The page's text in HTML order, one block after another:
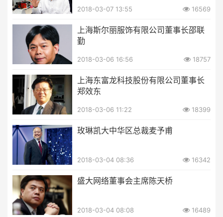
2018-03-07 13:55 16569
上海斯尔丽服饰有限公司董事长邵联
勤
2018-03-06 16:56 18757
上海东富龙科技股份有限公司董事长
郑效东
2018-03-06 11:22 18399
玫琳凯大中华区总裁麦予甫
2018-03-04 08:36 16342
盛大网络董事会主席陈天桥
2018-03-04 08:08 16489